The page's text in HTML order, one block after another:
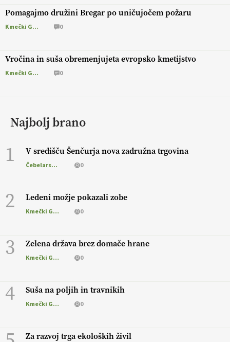
Pomagajmo družini Bregar po uničujočem požaru
Kmečki Glas 0
Vročina in suša obremenjujeta evropsko kmetijstvo
Kmečki Glas 0
Najbolj brano
1 V središču Šenčurja nova zadružna trgovina
Čebelarstvo 0
2 Ledeni možje pokazali zobe
Kmečki Glas 0
3 Zelena država brez domače hrane
Kmečki Glas 0
4 Suša na poljih in travnikih
Kmečki Glas 0
Za razvoj trga ekoloških živil